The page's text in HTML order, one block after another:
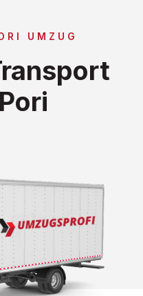
UMZUG